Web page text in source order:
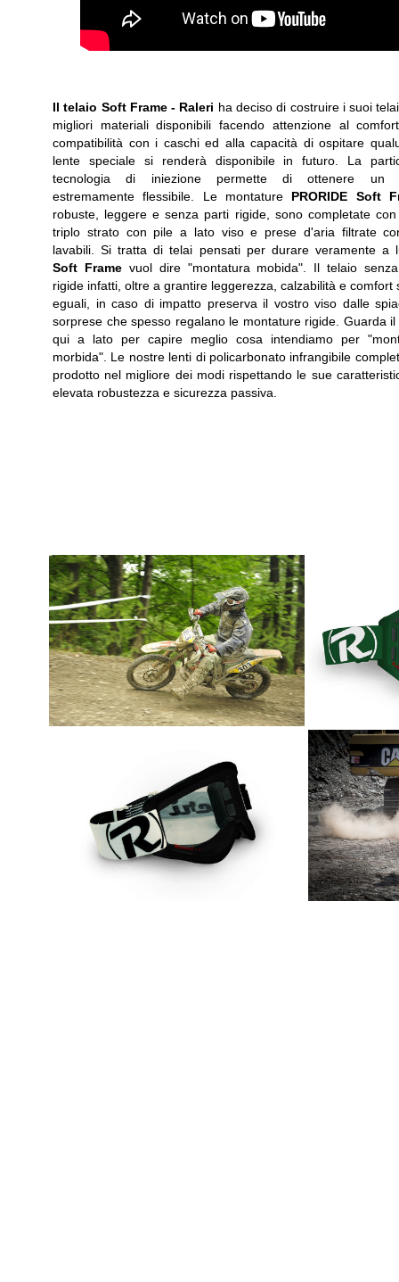
Il telaio Soft Frame - Raleri ha deciso di costruire i suoi
migliori materiali disponibili facendo attenzione al
compatibilità con i caschi ed alla capacità di ospitare
lente speciale si renderà disponibile in futuro. La
tecnologia di iniezione permette di ottenere un
estremamente flessibile. Le montature PRORIDE Soft
robuste, leggere e senza parti rigide, sono completate
triplo strato con pile a lato viso e prese d'aria filtrate
lavabili. Si tratta di telai pensati per durare veramente a
Soft Framevuol dire "montatura mobida". Il telaio
rigide infatti, oltre a grantire leggerezza, calzabilità e comfort
eguali, in caso di impatto preserva il vostro viso dalle
sorprese che spesso regalano le montature rigide. Guarda il
qui a lato per capire meglio cosa intendiamo per
morbida". Le nostre lenti di policarbonato infrangibile
prodotto nel migliore dei modi rispettando le sue
elevata robustezza e sicurezza passiva.